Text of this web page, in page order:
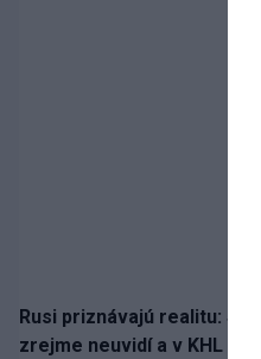
Rusi priznávajú realitu:
zrejme neuvidí a v KHL si